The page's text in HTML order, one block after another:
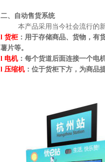
二、自动售货系统
本产品采用当今社会流行的新
l 货柜 ：用于存储商品、货物，有
薯片等。
l 电机：每个货道后面连接一个电
l 压缩机：位于货柜下方，为商品